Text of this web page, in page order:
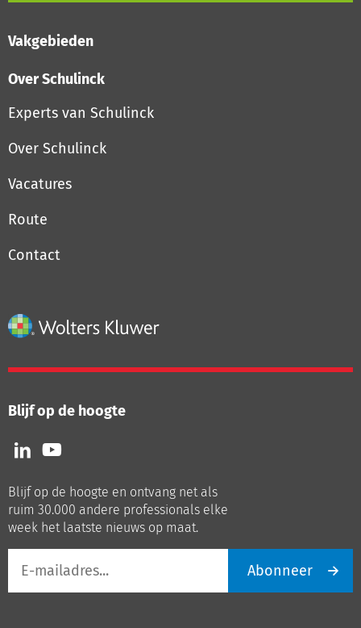
Vakgebieden
Over Schulinck
Experts van Schulinck
Over Schulinck
Vacatures
Route
Contact
Blijf op de hoogte
Volg
ons
LinkedIn
Volg
ons
Youtube
Blijf op de hoogte en ontvang net als
ruim 30.000 andere professionals elke
week het laatste nieuws op maat.
mailadres
Abonneer